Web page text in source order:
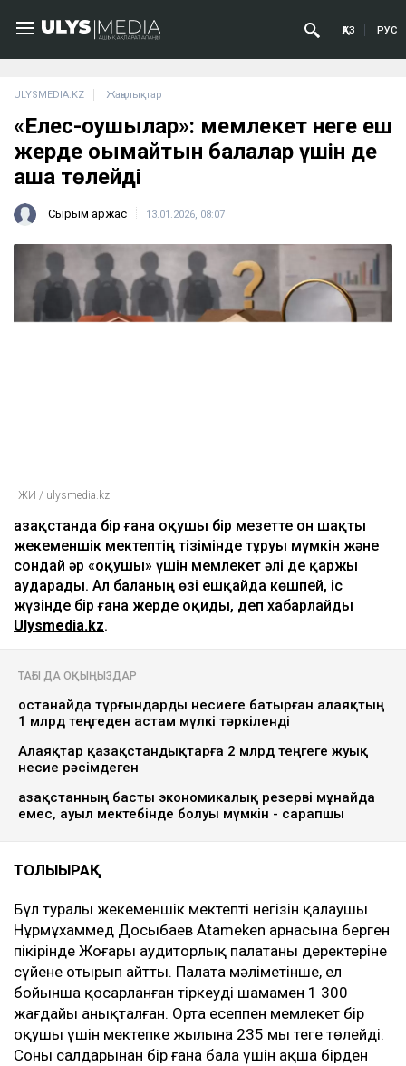
ҚАЗ РУС
ULYSMEDIA.KZ Жаңалықтар
«Елес-оқушылар»: мемлекет неге еш
жерде оқымайтын балалар үшін де
ақша төлейді
Сырым Қаржас 13.01.2026, 08:07
ЖИ / ulysmedia.kz
Қазақстанда бір ғана оқушы бір мезетте он шақты
жекеменшік мектептің тізімінде тұруы мүмкін және
сондай әр «оқушы» үшін мемлекет әлі де қаржы
аударады. Ал баланың өзі ешқайда көшпей, іс
жүзінде бір ғана жерде оқиды, деп хабарлайды
Ulysmedia.kz.
ТАҒЫ ДА ОҚЫҢЫЗДАР
Қостанайда тұрғындарды несиеге батырған алаяқтың
1 млрд теңгеден астам мүлкі тәркіленді
Алаяқтар қазақстандықтарға 2 млрд теңгеге жуық
несие рәсімдеген
Қазақстанның басты экономикалық резерві мұнайда
емес, ауыл мектебінде болуы мүмкін - сарапшы
ТОЛЫҒЫРАҚ
Бұл туралы жекеменшік мектептің негізін қалаушы
Нұрмұхаммед Досыбаев Atameken арнасына берген
пікірінде Жоғары аудиторлық палатаның деректеріне
сүйене отырып айтты. Палата мәліметінше, ел
бойынша қосарланған тіркеудің шамамен 1 300
жағдайы анықталған. Орта есеппен мемлекет бір
оқушы үшін мектепке жылына 235 мың теңге төлейді.
Соның салдарынан бір ғана бала үшін ақша бірден